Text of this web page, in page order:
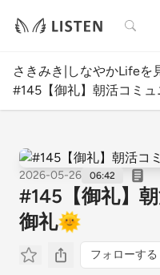
検索
さきみき|しなやかLifeを
#145【御礼】朝活コミュ
2026-05-26 06:42
#145【御礼】
御礼🌞
フォローする